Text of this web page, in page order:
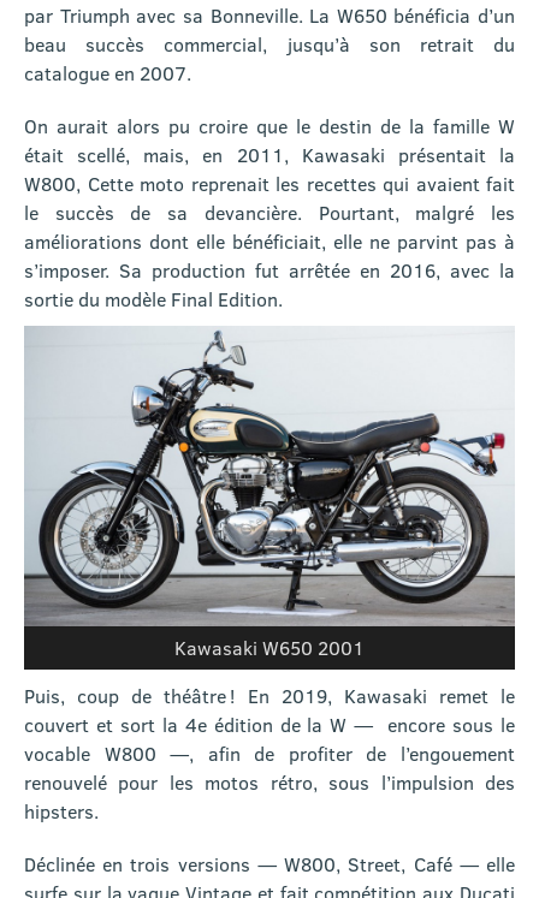
par Triumph avec sa Bonneville. La W650 bénéficia d’un
beau succès commercial, jusqu’à son retrait du
catalogue en 2007.
On aurait alors pu croire que le destin de la famille W
était scellé, mais, en 2011, Kawasaki présentait la
W800, Cette moto reprenait les recettes qui avaient fait
le succès de sa devancière. Pourtant, malgré les
améliorations dont elle bénéficiait, elle ne parvint pas à
s’imposer. Sa production fut arrêtée en 2016, avec la
sortie du modèle Final Edition.
Kawasaki W650 2001
Puis, coup de théâtre ! En 2019, Kawasaki remet le
couvert et sort la 4e édition de la W — encore sous le
vocable W800 —, afin de profiter de l’engouement
renouvelé pour les motos rétro, sous l’impulsion des
hipsters.
Déclinée en trois versions — W800, Street, Café — elle
surfe sur la vague Vintage et fait compétition aux Ducati